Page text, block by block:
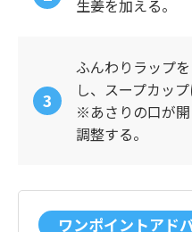
生姜を加える。
ふんわりラップ
し、スープカップ
※あさりの口が
調整する。
ワンポイントアド